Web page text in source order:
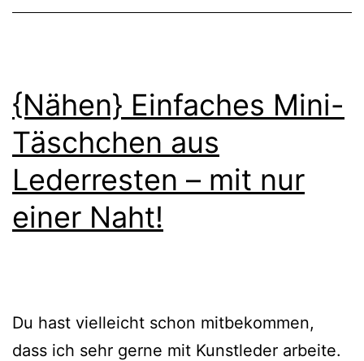
{Nähen} Einfaches Mini-
Täschchen aus
Lederresten – mit nur
einer Naht!
Du hast vielleicht schon mitbekommen,
dass ich sehr gerne mit Kunstleder arbeite.